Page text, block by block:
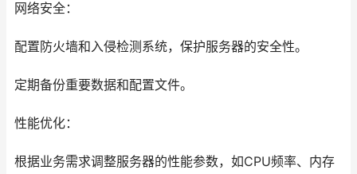
网络安全：
配置防火墙和入侵检测系统，保护服务器的安全性。
定期备份重要数据和配置文件。
性能优化：
根据业务需求调整服务器的性能参数，如CPU频率、内存